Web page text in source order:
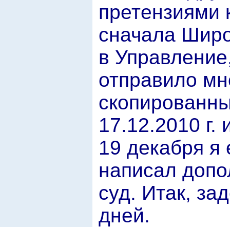
претензиями
сначала
в
отправило
17.12.2010 г.
19 декабря я
написал
суд. Итак,
дней.